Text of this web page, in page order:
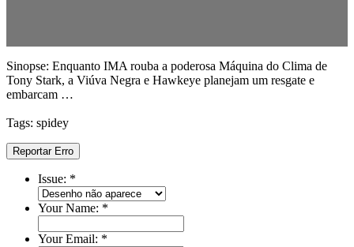
Sinopse: Enquanto IMA rouba a poderosa Máquina do Clima de
Tony Stark, a Viúva Negra e Hawkeye planejam um resgate e
embarcam …
Tags: spidey
Reportar Erro
Issue: *
Your Name: *
Your Email: *